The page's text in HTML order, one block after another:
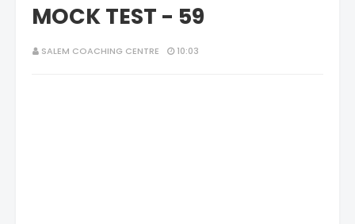
MOCK TEST - 59
SALEM COACHING CENTRE 10:03